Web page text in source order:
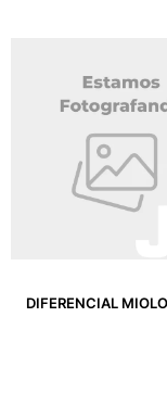
DIFERENCIAL